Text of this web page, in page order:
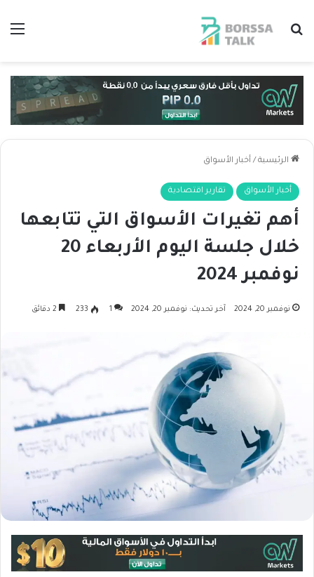
بحث عن
الرئيسية / أخبار الأسواق
أخبار الأسواق تقارير اقتصادية
أهم تغيرات الأسواق التي تتابعها
خلال جلسة اليوم الأربعاء 20
نوفمبر 2024
نوفمبر 20, 2024 آخر تحديث: نوفمبر 20, 2024 1
233